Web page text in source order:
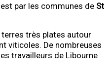
par les communes de St
terres très plates autour
viticoles. De nombreuses
travailleurs de Libourne